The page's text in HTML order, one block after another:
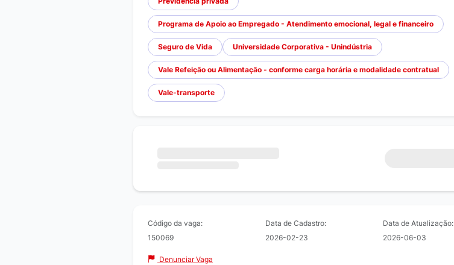
Programa de Apoio ao Empregado - Atendimento emocional, legal e financeiro
Seguro de Vida Universidade Corporativa - Unindústria
Vale Refeição ou Alimentação - conforme carga horária e modalidade contratual
Vale-transporte
Código da vaga:
150069
Data de Cadastro:
2026-02-23
Data de Atualização:
2026-06-03
Denunciar Vaga